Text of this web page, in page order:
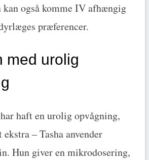
kan også komme IV afhængig
præferencer.
med urolig
haft en urolig opvågning,
– Tasha anvender
Hun giver en mikrodosering,